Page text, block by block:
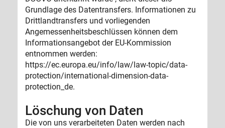
Grundlage des Datentransfers. Informationen zu
Drittlandtransfers und vorliegenden
Angemessenheitsbeschlüssen können dem
Informationsangebot der EU-Kommission
entnommen werden:
https://ec.europa.eu/info/law/law-topic/data-
protection/international-dimension-data-
protection_de.
Löschung von Daten
Die von uns verarbeiteten Daten werden nach